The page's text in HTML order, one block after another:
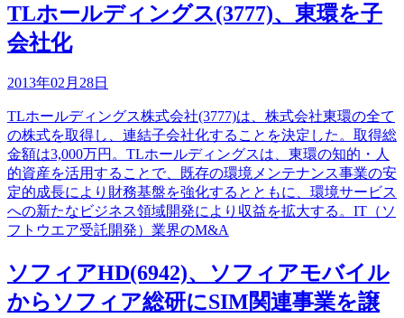
TLホールディングス(3777)、東環を子
会社化
2013年02月28日
TLホールディングス株式会社(3777)は、株式会社東環の全て
の株式を取得し、連結子会社化することを決定した。取得総
金額は3,000万円。TLホールディングスは、東環の知的・人
的資産を活用することで、既存の環境メンテナンス事業の安
定的成長により財務基盤を強化するとともに、環境サービス
への新たなビジネス領域開発により収益を拡大する。IT（ソ
フトウエア受託開発）業界のM&A
ソフィアHD(6942)、ソフィアモバイル
からソフィア総研にSIM関連事業を譲